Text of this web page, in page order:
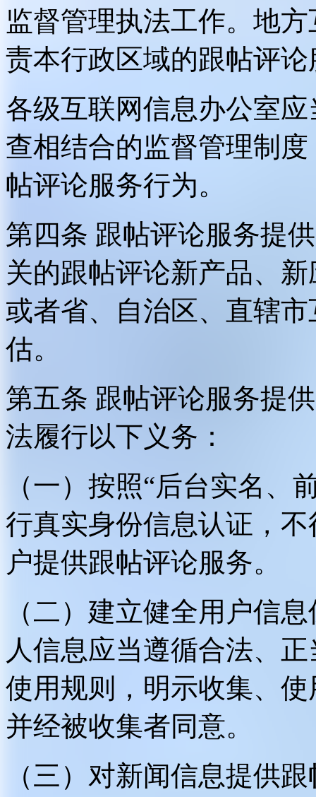
监督管理执法工作。地
责本行政区域的跟帖评
各级互联网信息办公室
查相结合的监督管理制
帖评论服务行为。
第四条 跟帖评论服务提
关的跟帖评论新产品、
或者省、自治区、直辖
估。
第五条 跟帖评论服务提
法履行以下义务：
（一）按照“后台实名、
行真实身份信息认证，
户提供跟帖评论服务。
（二）建立健全用户信
人信息应当遵循合法、
使用规则，明示收集、
并经被收集者同意。
（三）对新闻信息提供